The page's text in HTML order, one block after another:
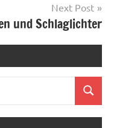
Next Post
und Schlaglichter
Search